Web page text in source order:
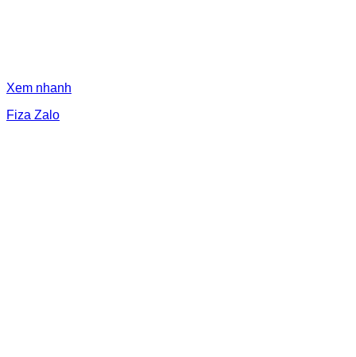
Xem nhanh
Fiza Zalo